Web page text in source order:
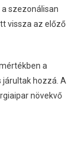
szezonálisan
vissza az előző
a
hozzá. A
növekvő